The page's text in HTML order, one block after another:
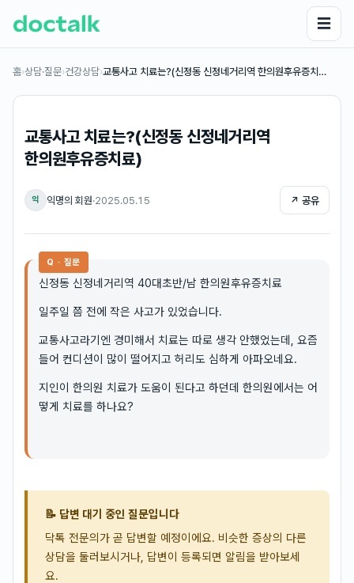
☰
홈›상담·질문›건강상담›교통사고 치료는?(신정동 신정네거리역 한의원후유증치…
교통사고 치료는?(신정동 신정네거리역
한의원후유증치료)
익 익명의 회원·2025.05.15 ↗ 공유
Q · 질문
신정동 신정네거리역 40대초반/남 한의원후유증치료
일주일 쯤 전에 작은 사고가 있었습니다.
교통사고라기엔 경미해서 치료는 따로 생각 안했었는데, 요즘
들어 컨디션이 많이 떨어지고 허리도 심하게 아파오네요.
지인이 한의원 치료가 도움이 된다고 하던데 한의원에서는 어
떻게 치료를 하나요?
📝 답변 대기 중인 질문입니다
닥톡 전문의가 곧 답변할 예정이에요. 비슷한 증상의 다른
상담을 둘러보시거나, 답변이 등록되면 알림을 받아보세
요.